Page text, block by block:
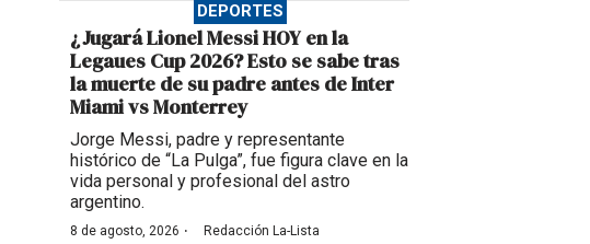
DEPORTES
¿Jugará Lionel Messi HOY en la
Legaues Cup 2026? Esto se sabe tras
la muerte de su padre antes de Inter
Miami vs Monterrey
Jorge Messi, padre y representante
histórico de “La Pulga”, fue figura clave en la
vida personal y profesional del astro
argentino.
8 de agosto, 2026 · Redacción La-Lista